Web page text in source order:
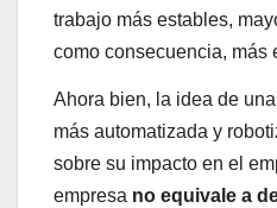
trabajo más estables,
como consecuencia, más
Ahora bien, la idea de
más automatizada y
sobre su impacto en el
empresa no equivale a